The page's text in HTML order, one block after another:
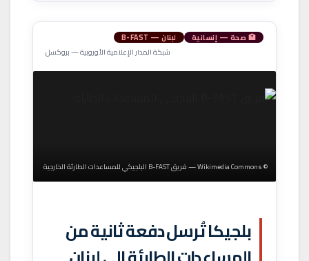
🏥 صحة — إنسانية لبنان — B-FAST
شبكة المدار الإعلامية الأوروبية — بروكسل
© Wikimedia Commons — فريق B-FAST البلجيكي للمساعدات الطارئة الخارجية
بلجيكا تُرسل دفعة ثانية من